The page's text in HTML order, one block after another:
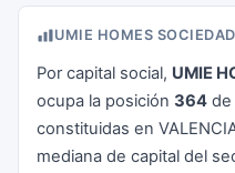
UMIE HOMES
Por capital social, UMIE
ocupa la posición 364 de
constituidas en
mediana de capital del